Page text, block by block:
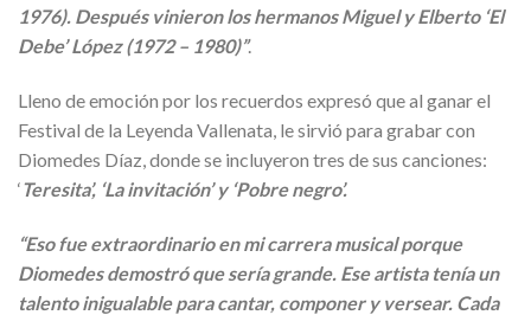
1976). Después vinieron los hermanos Miguel y Elberto ‘El
Debe’ López (1972 – 1980)”.
Lleno de emoción por los recuerdos expresó que al ganar el
Festival de la Leyenda Vallenata, le sirvió para grabar con
Diomedes Díaz, donde se incluyeron tres de sus canciones:
‘Teresita’, ‘La invitación’ y ‘Pobre negro’.
“Eso fue extraordinario en mi carrera musical porque
Diomedes demostró que sería grande. Ese artista tenía un
talento inigualable para cantar, componer y versear. Cada